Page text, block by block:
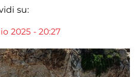
su:
2025 - 20:27